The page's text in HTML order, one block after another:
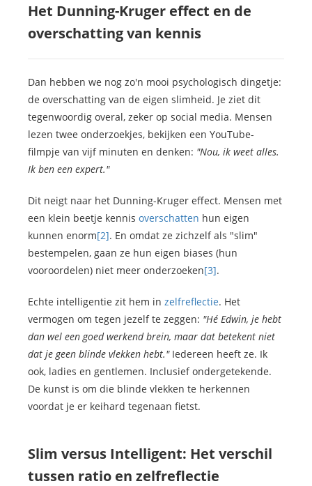
Het Dunning-Kruger effect en de
overschatting van kennis
Dan hebben we nog zo'n mooi psychologisch dingetje:
de overschatting van de eigen slimheid. Je ziet dit
tegenwoordig overal, zeker op social media. Mensen
lezen twee onderzoekjes, bekijken een YouTube-
filmpje van vijf minuten en denken: "Nou, ik weet alles.
Ik ben een expert."
Dit neigt naar het Dunning-Kruger effect. Mensen met
een klein beetje kennis overschatten hun eigen
kunnen enorm[2]. En omdat ze zichzelf als "slim"
bestempelen, gaan ze hun eigen biases (hun
vooroordelen) niet meer onderzoeken[3].
Echte intelligentie zit hem in zelfreflectie. Het
vermogen om tegen jezelf te zeggen: "Hé Edwin, je hebt
dan wel een goed werkend brein, maar dat betekent niet
dat je geen blinde vlekken hebt."Iedereen heeft ze. Ik
ook, ladies en gentlemen. Inclusief ondergetekende.
De kunst is om die blinde vlekken te herkennen
voordat je er keihard tegenaan fietst.
Slim versus Intelligent: Het verschil
tussen ratio en zelfreflectie